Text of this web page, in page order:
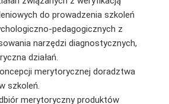
do prowadzenia szkoleń
pedagogicznych z
narzędzi diagnostycznych,
działań.
merytorycznej doradztwa
szkoleń.
merytoryczny produktów